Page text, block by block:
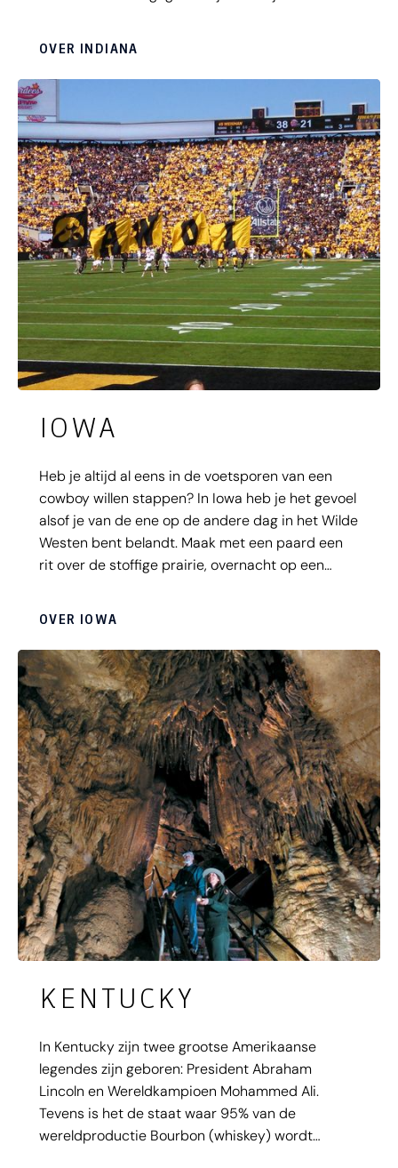
waar een groot deel van de Amish wonen en de
plattelandssfeer hoogtij viert.
OVER INDIANA
IOWA
Heb je altijd al eens in de voetsporen van een
cowboy willen stappen? In Iowa heb je het gevoel
alsof je van de ene op de andere dag in het Wilde
Westen bent belandt. Maak met een paard een
rit over de stoffige prairie, overnacht op een
OVER IOWA
KENTUCKY
In Kentucky zijn twee grootse Amerikaanse
legendes zijn geboren: President Abraham
Lincoln en Wereldkampioen Mohammed Ali.
Tevens is het de staat waar 95% van de
wereldproductie Bourbon (whiskey) wordt